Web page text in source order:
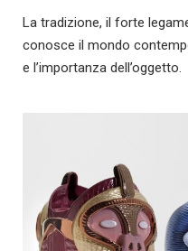
La tradizione, il forte
conosce il mondo
e l’importanza dell’oggetto.